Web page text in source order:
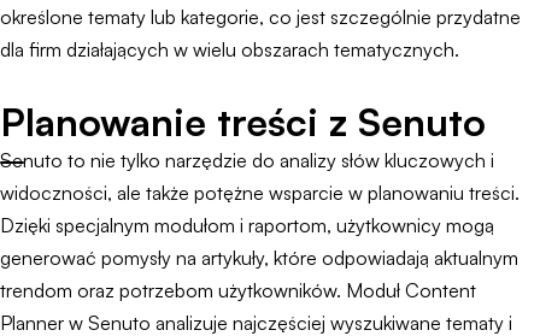
określone tematy lub kategorie, co jest szczególnie przydatne
dla firm działających w wielu obszarach tematycznych.
Planowanie treści z Senuto
Senuto to nie tylko narzędzie do analizy słów kluczowych i
widoczności, ale także potężne wsparcie w planowaniu treści.
Dzięki specjalnym modułom i raportom, użytkownicy mogą
generować pomysły na artykuły, które odpowiadają aktualnym
trendom oraz potrzebom użytkowników. Moduł Content
Planner w Senuto analizuje najczęściej wyszukiwane tematy i